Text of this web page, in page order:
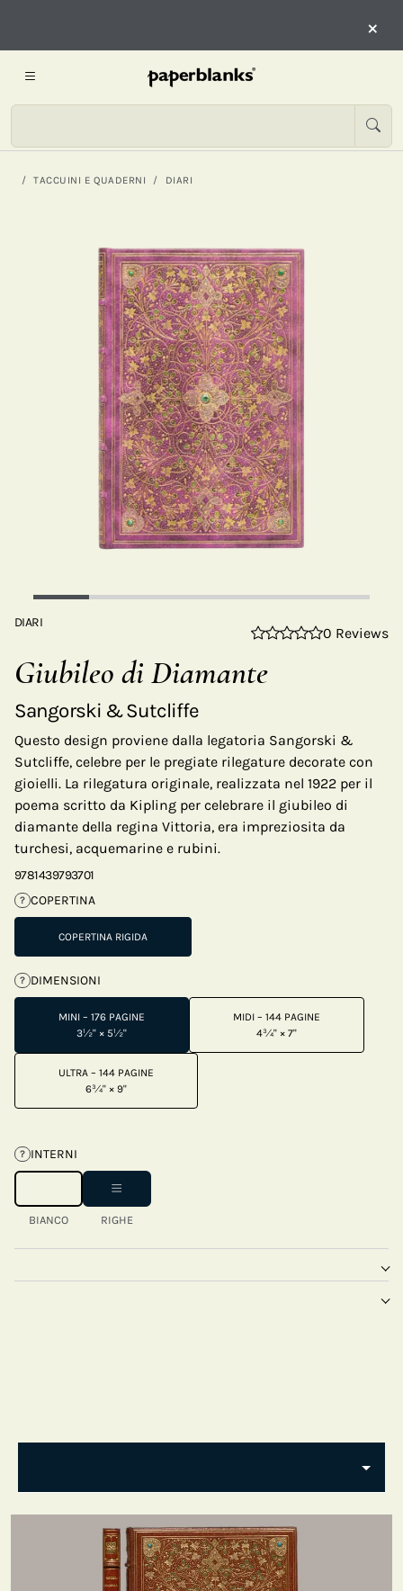
×
TACCUINI E QUADERNI DIARI
DIARI
0 Reviews
Giubileo di Diamante
Sangorski & Sutcliffe
Questo design proviene dalla legatoria Sangorski &
Sutcliffe, celebre per le pregiate rilegature decorate con
gioielli. La rilegatura originale, realizzata nel 1922 per il
poema scritto da Kipling per celebrare il giubileo di
diamante della regina Vittoria, era impreziosita da
turchesi, acquemarine e rubini.
9781439793701
? COPERTINA
COPERTINA RIGIDA
? DIMENSIONI
MINI – 176 PAGINE
3½" × 5½"
MIDI – 144 PAGINE
4¾" × 7"
ULTRA – 144 PAGINE
6¾" × 9"
? INTERNI
BIANCO RIGHE